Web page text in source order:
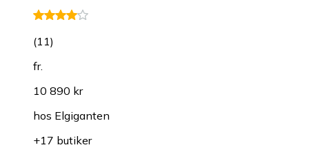
(11)
fr.
10 890 kr
hos Elgiganten
+17 butiker